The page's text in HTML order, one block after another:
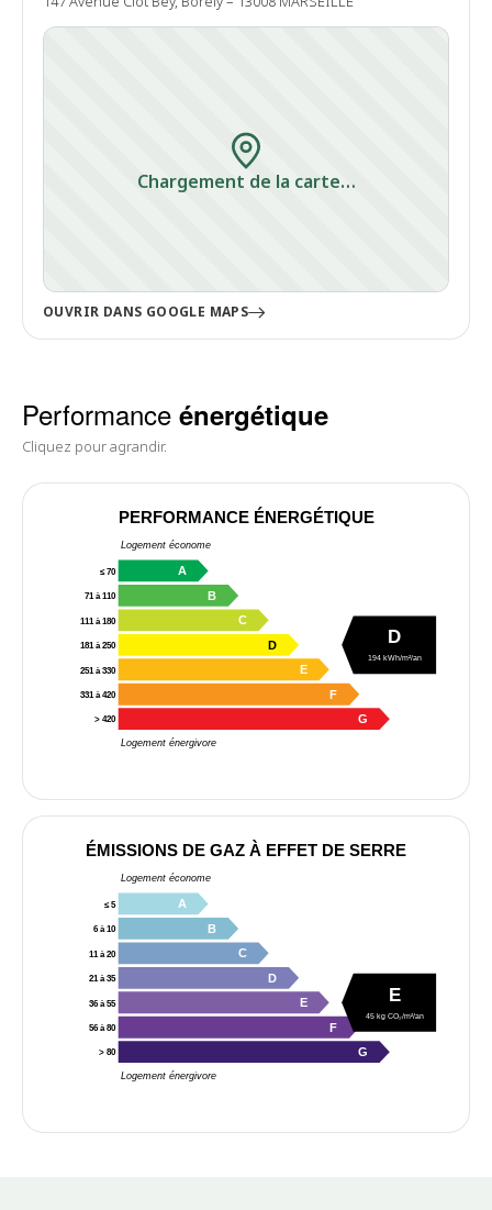
Chargement de la carte…
OUVRIR DANS GOOGLE MAPS
Performance énergétique
Cliquez pour agrandir.
PERFORMANCE ÉNERGÉTIQUE
Logement économe
Logement énergivore
≤ 70 A
71 à 110 B
111 à 180 C
181 à 250 D
251 à 330 E
331 à 420 F
> 420 G
D
194 kWh/m²/an
ÉMISSIONS DE GAZ À EFFET DE SERRE
Logement économe
Logement énergivore
≤ 5 A
6 à 10 B
11 à 20 C
21 à 35 D
36 à 55 E
56 à 80 F
> 80 G
E
45 kg CO₂/m²/an